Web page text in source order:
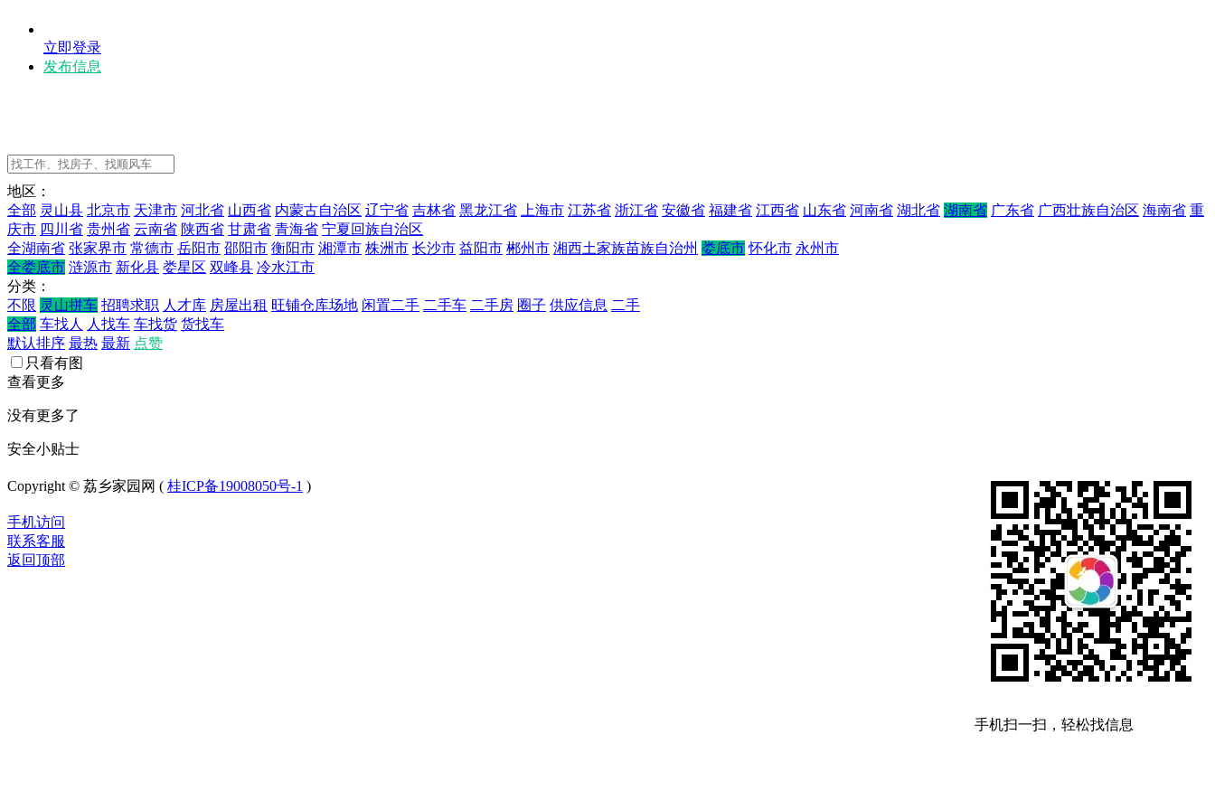
立即登录
发布信息
地区：
全部 灵山县 北京市 天津市 河北省 山西省 内蒙古自治区 辽宁省 吉林省 黑龙江省 上海市 江苏省 浙江省 安徽省 福建省 江西省 山东省 河南省 湖北省 湖南省 广东省 广西壮族自治区 海南省 重
庆市 四川省 贵州省 云南省 陕西省 甘肃省 青海省 宁夏回族自治区
全湖南省 张家界市 常德市 岳阳市 邵阳市 衡阳市 湘潭市 株洲市 长沙市 益阳市 郴州市 湘西土家族苗族自治州 娄底市 怀化市 永州市
全娄底市 涟源市 新化县 娄星区 双峰县 冷水江市
分类：
不限 灵山拼车 招聘求职 人才库 房屋出租 旺铺仓库场地 闲置二手 二手车 二手房 圈子 供应信息 二手
全部 车找人 人找车 车找货 货找车
默认排序 最热 最新 点赞
只看有图
查看更多
没有更多了
安全小贴士
手机扫一扫，轻松找信息
Copyright © 荔乡家园网 ( 桂ICP备19008050号-1 )
手机访问
联系客服
返回顶部